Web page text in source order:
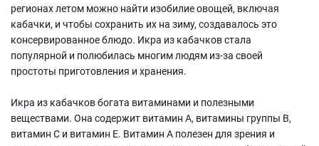
регионах летом можно найти изобилие овощей, включая
кабачки, и чтобы сохранить их на зиму, создавалось это
консервированное блюдо. Икра из кабачков стала
популярной и полюбилась многим людям из-за своей
простоты приготовления и хранения.
Икра из кабачков богата витаминами и полезными
веществами. Она содержит витамин А, витамины группы В,
витамин С и витамин Е. Витамин А полезен для зрения и